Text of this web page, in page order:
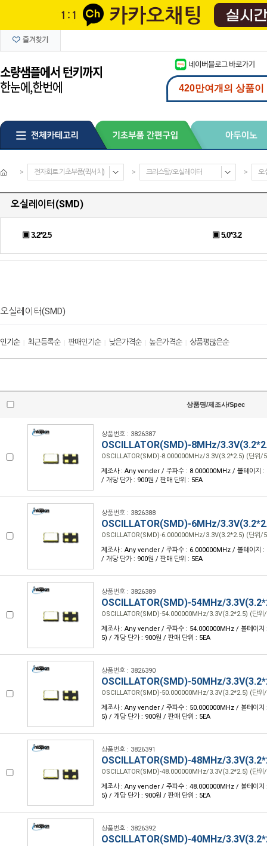
> 전자회로 기초부품(퀵서치) > 크리스탈/오실레이터 > 오
오실레이터(SMD)
▣ 3.2*2.5 ▣ 5.0*3.2
오실레이터(SMD)
인기순| 최근등록순| 판매인기순| 낮은가격순| 높은가격순| 상품평많은순
상품명/제조사/Spec
상품번호 : 3826387
OSCILLATOR(SMD)-8MHz/
OSCILLATOR(SMD)-8.000000MHz/3.3V(3.2*2.5) (단위/
제조사 : Any vender / 주파수 : 8.000000MHz / 볼테이지
/ 개당 단가 : 900원 / 판매 단위 : 5EA
상품번호 : 3826388
OSCILLATOR(SMD)-6MHz/
OSCILLATOR(SMD)-6.000000MHz/3.3V(3.2*2.5) (단위/
제조사 : Any vender / 주파수 : 6.000000MHz / 볼테이지
/ 개당 단가 : 900원 / 판매 단위 : 5EA
상품번호 : 3826389
OSCILLATOR(SMD)-54MHz/
OSCILLATOR(SMD)-54.000000MHz/3.3V(3.2*2.5) (단위
제조사 : Any vender / 주파수 : 54.000000MHz / 볼테이
5) / 개당 단가 : 900원 / 판매 단위 : 5EA
상품번호 : 3826390
OSCILLATOR(SMD)-50MHz/
OSCILLATOR(SMD)-50.000000MHz/3.3V(3.2*2.5) (단위
제조사 : Any vender / 주파수 : 50.000000MHz / 볼테이
5) / 개당 단가 : 900원 / 판매 단위 : 5EA
상품번호 : 3826391
OSCILLATOR(SMD)-48MHz/
OSCILLATOR(SMD)-48.000000MHz/3.3V(3.2*2.5) (단위
제조사 : Any vender / 주파수 : 48.000000MHz / 볼테이
5) / 개당 단가 : 900원 / 판매 단위 : 5EA
상품번호 : 3826392
OSCILLATOR(SMD)-40MHz/